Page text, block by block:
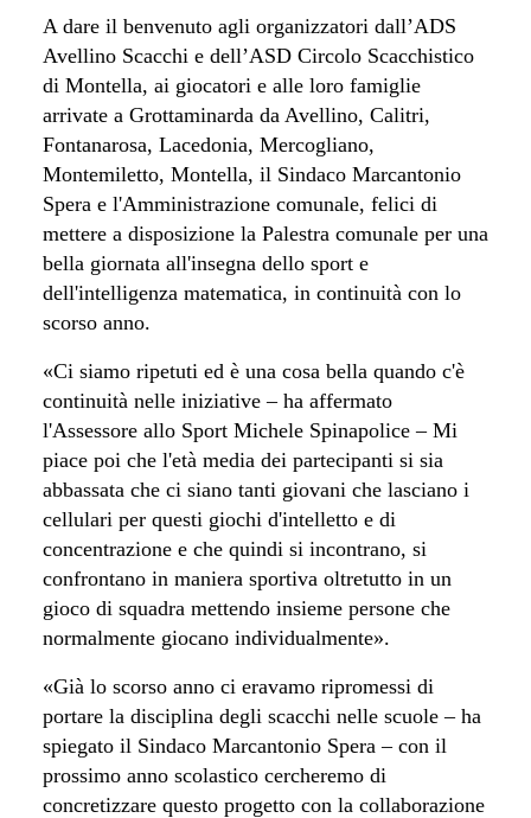
A dare il benvenuto agli organizzatori dall’ADS
Avellino Scacchi e dell’ASD Circolo Scacchistico
di Montella, ai giocatori e alle loro famiglie
arrivate a Grottaminarda da Avellino, Calitri,
Fontanarosa, Lacedonia, Mercogliano,
Montemiletto, Montella, il Sindaco Marcantonio
Spera e l'Amministrazione comunale, felici di
mettere a disposizione la Palestra comunale per una
bella giornata all'insegna dello sport e
dell'intelligenza matematica, in continuità con lo
scorso anno.
«Ci siamo ripetuti ed è una cosa bella quando c'è
continuità nelle iniziative – ha affermato
l'Assessore allo Sport Michele Spinapolice – Mi
piace poi che l'età media dei partecipanti si sia
abbassata che ci siano tanti giovani che lasciano i
cellulari per questi giochi d'intelletto e di
concentrazione e che quindi si incontrano, si
confrontano in maniera sportiva oltretutto in un
gioco di squadra mettendo insieme persone che
normalmente giocano individualmente».
«Già lo scorso anno ci eravamo ripromessi di
portare la disciplina degli scacchi nelle scuole – ha
spiegato il Sindaco Marcantonio Spera – con il
prossimo anno scolastico cercheremo di
concretizzare questo progetto con la collaborazione